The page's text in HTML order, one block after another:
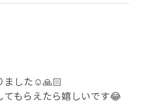
ました☺️🙏🏻
てもらえたら嬉しいです😂